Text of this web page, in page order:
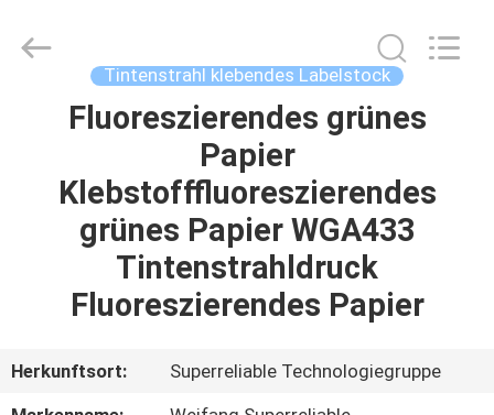
HAUS
PRODUKTE
VIDEOS
ÜBER
UNS
CO,LTD.
Tintenstrahl klebendes Labelstock
Fluoreszierendes grünes
Papier
Klebstofffluoreszierendes
grünes Papier WGA433
Tintenstrahldruck
Fluoreszierendes Papier
Herkunftsort:
Superreliable Technologiegruppe